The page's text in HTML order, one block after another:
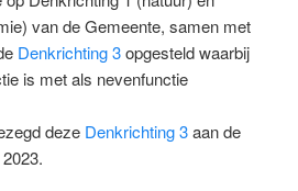
van de Gemeente, samen met
Denkrichting 3opgesteld waarbij
is met als nevenfunctie
deze Denkrichting 3aan de